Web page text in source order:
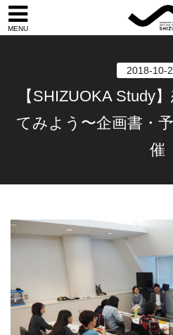
2018-10-
【SHIZUOKA Study
てみよう〜企画書・
催